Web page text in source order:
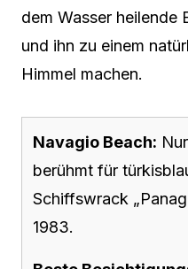
dem Wasser heilende
und ihn zu einem
Himmel machen.
Navagio Beach:
berühmt für
Schiffswrack
1983.